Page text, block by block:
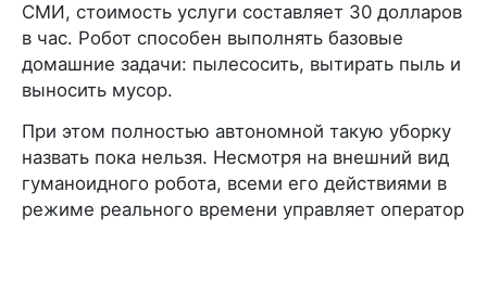
СМИ, стоимость услуги составляет 30 долларов
в час. Робот способен выполнять базовые
домашние задачи: пылесосить, вытирать пыль и
выносить мусор.
При этом полностью автономной такую уборку
назвать пока нельзя. Несмотря на внешний вид
гуманоидного робота, всеми его действиями в
режиме реального времени управляет оператор